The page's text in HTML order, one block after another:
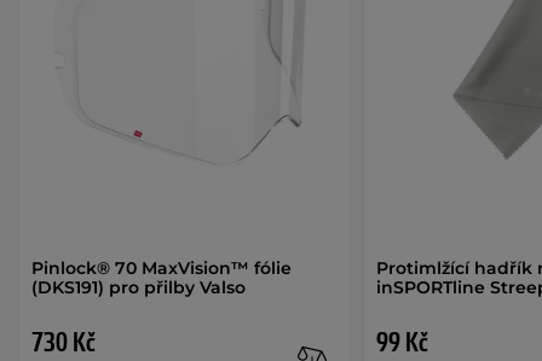
Pinlock® 70 MaxVision™ fólie
(DKS191) pro přilby Valso
730 Kč
Protimlžící hadřík
inSPORTline
99 Kč